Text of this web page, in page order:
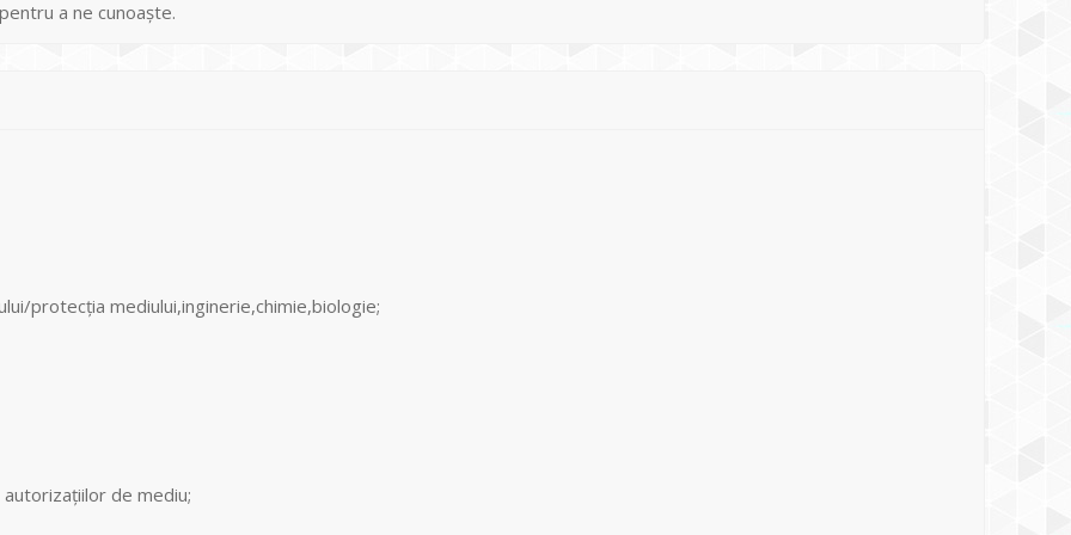
a ne cunoaște.
protecția mediului,inginerie,chimie,biologie;
de mediu;